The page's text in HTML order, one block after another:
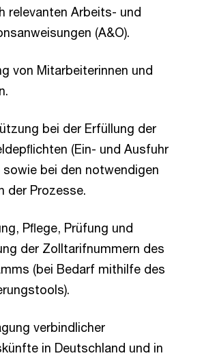
relevanten Arbeits- und
(A&O).
von Mitarbeiterinnen und
bei der Erfüllung der
(Ein- und Ausfuhr
sowie bei den notwendigen
der Prozesse.
Pﬂege, Prüfung und
der Zolltarifnummern des
(bei Bedarf mithilfe des
verbindlicher
in Deutschland und in